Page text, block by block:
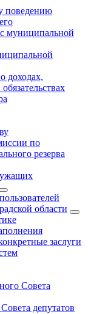
поведению
муниципальной
доходах,
по
резерва
области
заслуги
Совета
депутатов